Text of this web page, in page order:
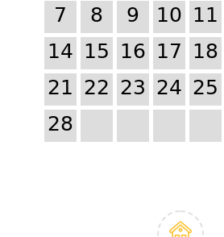
7
8 9 10 11
14 15 16 17 18
21 22 23 24 25
28